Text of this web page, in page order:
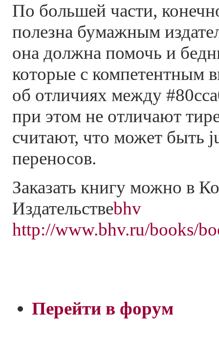
По большей части,
полезна бумажным
она должна помочь и
которые с компетентным
об отличиях между
при этом не отличают
считают, что может быть
переносов.
Заказать книгу можно в
Издательствеbhv
http://www.bhv.ru/books/
Перейти в форум